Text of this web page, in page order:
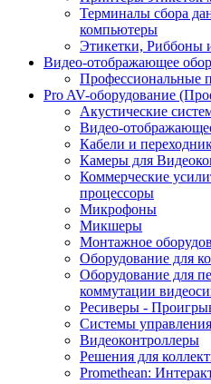
Терминалы сбора
компьютеры
Этикетки, Риббоны
Видео-отображающее
Профессиональные
Pro AV-оборудование
Акустические
Видео-
Кабели и
Камеры для
Коммерческие
процессоры
Микрофоны
Микшеры
Монтажное
Оборудование для
Оборудование для
коммутации
Ресиверы -
Системы управления
Видеоконтроллеры
Решения для
Promethean: